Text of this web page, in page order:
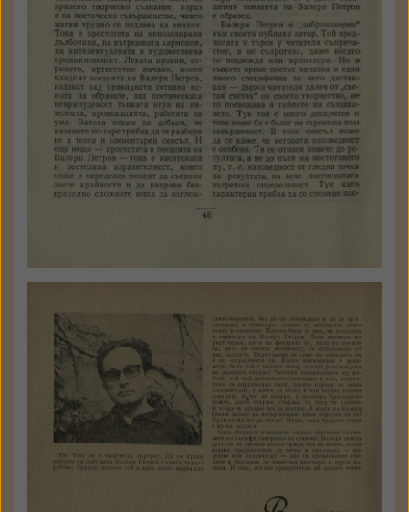
литература - БАН
КЪМ ТЕКСТА
Дамян Дамянов
Валери Петров
сп. Родна реч
№ 5
Държател: Институт за